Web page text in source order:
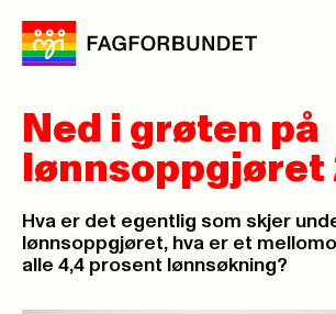
Ned i grøten på
lønnsoppgjøret
Hva er det egentlig som skjer
lønnsoppgjøret, hva er et
alle 4,4 prosent lønnsøkning?